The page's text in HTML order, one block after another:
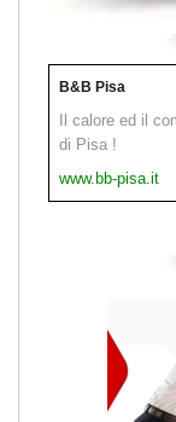
B&B Pisa
Il calore ed il
di Pisa !
www.bb-pisa.it